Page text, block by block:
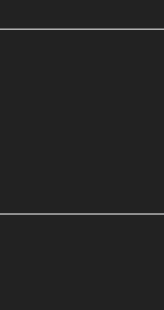
y crea tu